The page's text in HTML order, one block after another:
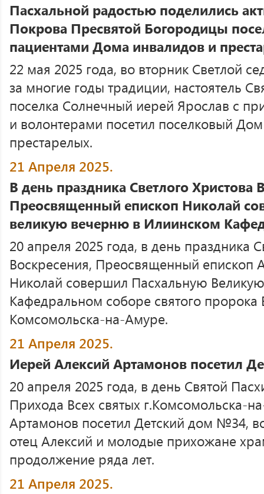
Пасхальной радостью поделились
Покрова Пресвятой Богородицы
пациентами Дома инвалидов и
22 мая 2025 года, во вторник Светлой
за многие годы традиции, настоятель
поселка Солнечный иерей Ярослав с
и волонтерами посетил поселковый
престарелых.
21 Апреля 2025.
В день праздника Светлого Христова
Преосвященный епископ Николай
великую вечерню в Илиинском
20 апреля 2025 года, в день праздника
Воскресения, Преосвященный епископ
Николай совершил Пасхальную
Кафедральном соборе святого
Комсомольска-на-Амуре.
21 Апреля 2025.
Иерей Алексий Артамонов посетил
20 апреля 2025 года, в день Святой
Прихода Всех святых г.Комсомольска-
Артамонов посетил Детский дом №34,
отец Алексий и молодые прихожане
продолжение ряда лет.
21 Апреля 2025.